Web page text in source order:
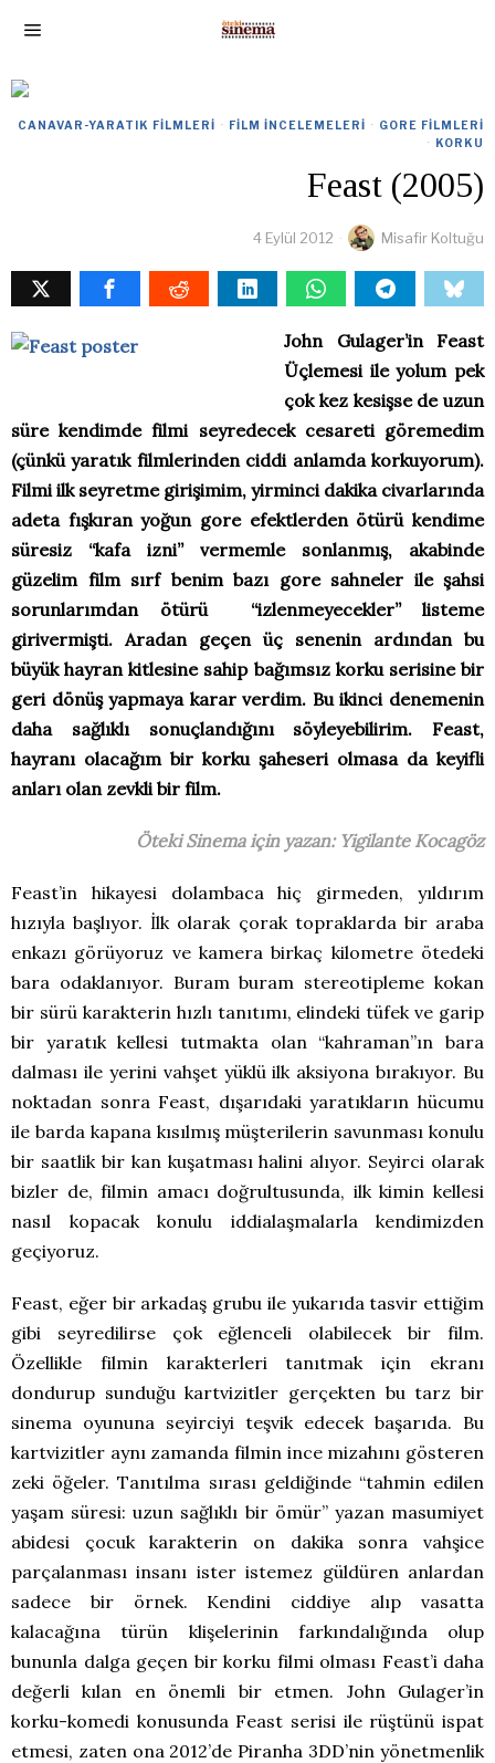
CANAVAR-YARATIK FILMLERI · FILM İNCELEMELERI · GORE FILMLERI
· KORKU
Feast (2005)
4 Eylül 2012 Misafir Koltuğu
John Gulager’in Feast
Üçlemesi ile yolum pek
çok kez kesişse de uzun
süre kendimde filmi seyredecek cesareti göremedim
(çünkü yaratık filmlerinden ciddi anlamda korkuyorum).
Filmi ilk seyretme girişimim, yirminci dakika civarlarında
adeta fışkıran yoğun gore efektlerden ötürü kendime
süresiz “kafa izni” vermemle sonlanmış, akabinde
güzelim film sırf benim bazı gore sahneler ile şahsi
sorunlarımdan ötürü “izlenmeyecekler” listeme
girivermişti. Aradan geçen üç senenin ardından bu
büyük hayran kitlesine sahip bağımsız korku serisine bir
geri dönüş yapmaya karar verdim. Bu ikinci denemenin
daha sağlıklı sonuçlandığını söyleyebilirim. Feast,
hayranı olacağım bir korku şaheseri olmasa da keyifli
anları olan zevkli bir film.
Öteki Sinema için yazan: Yigilante Kocagöz
Feast’in hikayesi dolambaca hiç girmeden, yıldırım
hızıyla başlıyor. İlk olarak çorak topraklarda bir araba
enkazı görüyoruz ve kamera birkaç kilometre ötedeki
bara odaklanıyor. Buram buram stereotipleme kokan
bir sürü karakterin hızlı tanıtımı, elindeki tüfek ve garip
bir yaratık kellesi tutmakta olan “kahraman”ın bara
dalması ile yerini vahşet yüklü ilk aksiyona bırakıyor. Bu
noktadan sonra Feast, dışarıdaki yaratıkların hücumu
ile barda kapana kısılmış müşterilerin savunması konulu
bir saatlik bir kan kuşatması halini alıyor. Seyirci olarak
bizler de, filmin amacı doğrultusunda, ilk kimin kellesi
nasıl kopacak konulu iddialaşmalarla kendimizden
geçiyoruz.
Feast, eğer bir arkadaş grubu ile yukarıda tasvir ettiğim
gibi seyredilirse çok eğlenceli olabilecek bir film.
Özellikle filmin karakterleri tanıtmak için ekranı
dondurup sunduğu kartvizitler gerçekten bu tarz bir
sinema oyununa seyirciyi teşvik edecek başarıda. Bu
kartvizitler aynı zamanda filmin ince mizahını gösteren
zeki öğeler. Tanıtılma sırası geldiğinde “tahmin edilen
yaşam süresi: uzun sağlıklı bir ömür” yazan masumiyet
abidesi çocuk karakterin on dakika sonra vahşice
parçalanması insanı ister istemez güldüren anlardan
sadece bir örnek. Kendini ciddiye alıp vasatta
kalacağına türün klişelerinin farkındalığında olup
bununla dalga geçen bir korku filmi olması Feast’i daha
değerli kılan en önemli bir etmen. John Gulager’in
korku-komedi konusunda Feast serisi ile rüştünü ispat
etmesi, zaten ona 2012’de Piranha 3DD’nin yönetmenlik